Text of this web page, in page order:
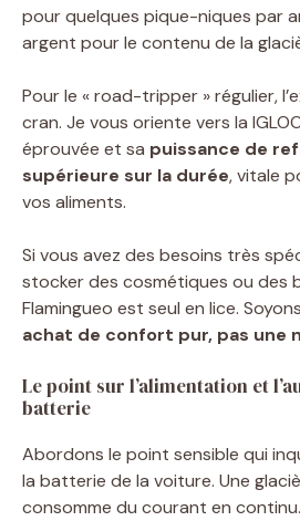
pour quelques pique-niques par
argent pour le contenu de la
Pour le « road-tripper » régulier,
cran. Je vous oriente vers la
éprouvée et sa puissance de
supérieure sur la durée, vitale
vos aliments.
Si vous avez des besoins très
stocker des cosmétiques ou des
Flamingueo est seul en lice.
achat de confort pur, pas une
Le point sur l’alimentation et
batterie
Abordons le point sensible qui
la batterie de la voiture. Une
consomme du courant en